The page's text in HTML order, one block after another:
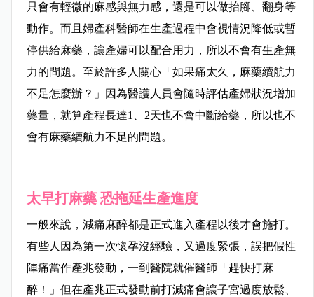
只會有輕微的麻感與無力感，還是可以做抬腳、翻身等
動作。而且婦產科醫師在生產過程中會視情況降低或暫
停供給麻藥，讓產婦可以配合用力，所以不會有生產無
力的問題。至於許多人關心「如果痛太久，麻藥續航力
不足怎麼辦？」因為醫護人員會隨時評估產婦狀況增加
藥量，就算產程長達1、2天也不會中斷給藥，所以也不
會有麻藥續航力不足的問題。
太早打麻藥 恐拖延生產進度
一般來說，減痛麻醉都是正式進入產程以後才會施打。
有些人因為第一次懷孕沒經驗，又過度緊張，誤把假性
陣痛當作產兆發動，一到醫院就催醫師「趕快打麻
醉！」但在產兆正式發動前打減痛會讓子宮過度放鬆、